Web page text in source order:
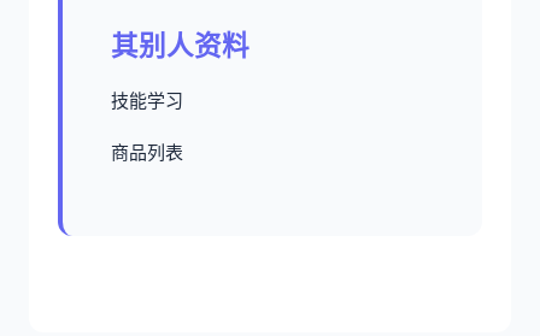
其别人资料
技能学习
商品列表